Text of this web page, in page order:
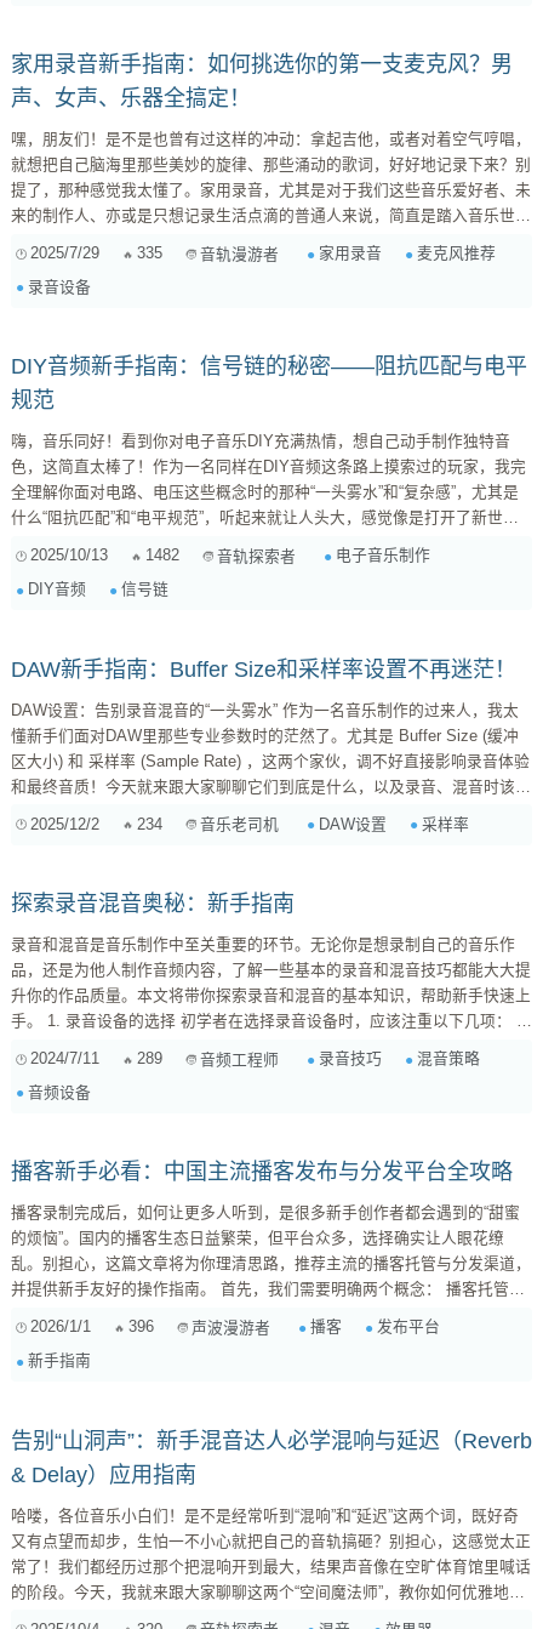
家用录音新手指南：如何挑选你的第一支麦克风？男
声、女声、乐器全搞定！
嘿，朋友们！是不是也曾有过这样的冲动：拿起吉他，或者对着空气哼唱，
就想把自己脑海里那些美妙的旋律、那些涌动的歌词，好好地记录下来？别
提了，那种感觉我太懂了。家用录音，尤其是对于我们这些音乐爱好者、未
来的制作人、亦或是只想记录生活点滴的普通人来说，简直是踏入音乐世界
的第一步。但说到录音，第一个坎儿估计就是选麦克风了，是不是常常在各
种型号、参数面前犯迷糊？别担心，今天我就来跟你好好聊聊，作为一名
“过来人”，我发现其实入门级的家用麦克风，选择起来并没有想象中那么复
2025/7/29 335 音轨漫游者 家用录音
麦克风推荐
录音设备
DIY音频新手指南：信号链的秘密——阻抗匹配与电平
规范
嗨，音乐同好！看到你对电子音乐DIY充满热情，想自己动手制作独特音
色，这简直太棒了！作为一名同样在DIY音频这条路上摸索过的玩家，我完
全理解你面对电路、电压这些概念时的那种“一头雾水”和“复杂感”，尤其是
什么“阻抗匹配”和“电平规范”，听起来就让人头大，感觉像是打开了新世界
测。今天，我就来跟你聊聊这些音频信号链里的“幕后英雄”，让你能更安
全、更自信地玩转DIY音频！ 信号链：你的声音旅程图 首先，我们得知道
2025/10/13 1482 音轨探索者
电子音乐制作
DIY音频
信号链
DAW新手指南：Buffer Size和采样率设置不再迷茫！
DAW设置：告别录音混音的“一头雾水” 作为一名音乐制作的过来人，我太
懂新手们面对DAW里那些专业参数时的茫然了。尤其是 Buffer Size (缓冲
区大小) 和 采样率 (Sample Rate) ，这两个家伙，调不好直接影响录音体验
和最终音质！今天就来跟大家聊聊它们到底是什么，以及录音、混音时该怎
DAW 处理音频数据时，一次性处理的数据块大小。 ...
2025/12/2 234 音乐老司机 DAW设置 采样率
探索录音混音奥秘：新手指南
录音和混音是音乐制作中至关重要的环节。无论你是想录制自己的音乐作
品，还是为他人制作音频内容，了解一些基本的录音和混音技巧都能大大提
升你的作品质量。本文将带你探索录音和混音的基本知识，帮助新手快速上
手。 1. 录音设备的选择 初学者在选择录音设备时，应该注重以下几项： 麦
克风 ：电容麦克风适合录制人声和乐器，而动圈麦克风则更适合现场录
2024/7/11 289 音频工程师 录音技巧
混音策略
音频设备
播客新手必看：中国主流播客发布与分发平台全攻略
播客录制完成后，如何让更多人听到，是很多新手创作者都会遇到的“甜蜜
的烦恼”。国内的播客生态日益繁荣，但平台众多，选择确实让人眼花缭
乱。别担心，这篇文章将为你理清思路，推荐主流的播客托管与分发渠道，
并提供新手友好的操作指南。 首先，我们需要明确两个概念： 播客托管平
：你的音频文件存储在这里，它会生成一个“RSS Feed”链接。这个链接
就...
2026/1/1 396 声波漫游者 播客
发布平台
新手指南
告别“山洞声”：新手混音达人必学混响与延迟（Reverb
& Delay）应用指南
哈喽，各位音乐小白们！是不是经常听到“混响”和“延迟”这两个词，既好奇
又有点望而却步，生怕一不小心就把自己的音轨搞砸？别担心，这感觉太正
常了！我们都经历过那个把混响开到最大，结果声音像在空旷体育馆里喊话
的阶段。今天，我就来跟大家聊聊这两个“空间魔法师”，教你如何优雅地运